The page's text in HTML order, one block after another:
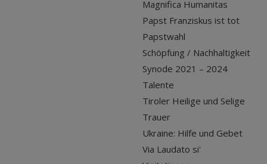
Magnifica Humanitas
Papst Franziskus ist tot
Papstwahl
Schöpfung / Nachhaltigkeit
Synode 2021 – 2024
Talente
Tiroler Heilige und Selige
Trauer
Ukraine: Hilfe und Gebet
Via Laudato si'